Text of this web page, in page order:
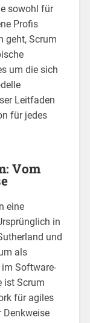
sowohl für
Profis
geht, Scrum
um die sich
Leitfaden
für jedes
Vom
eine
in
und
als
Software-
ist Scrum
für agiles